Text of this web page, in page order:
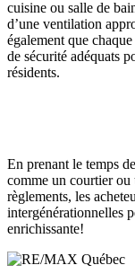
cuisine ou salle de
d’une ventilation
également que
de sécurité adéquats
résidents.
En prenant le temps
comme un courtier
règlements, les
intergénérationnelles
enrichissante!